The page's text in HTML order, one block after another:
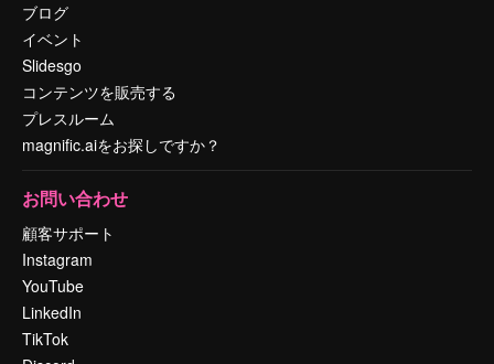
ブログ
イベント
Slidesgo
コンテンツを販売する
プレスルーム
magnific.aiをお探しですか？
お問い合わせ
顧客サポート
Instagram
YouTube
LinkedIn
TikTok